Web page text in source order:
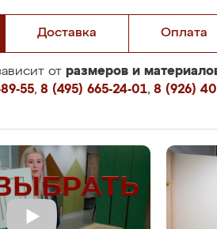
Доставка Оплата
от размеров и
55, 8 (495) 665-24-01, 8 (926)